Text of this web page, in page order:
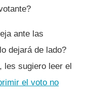
ante las
dejará de lado?
les sugiero leer el
el voto no